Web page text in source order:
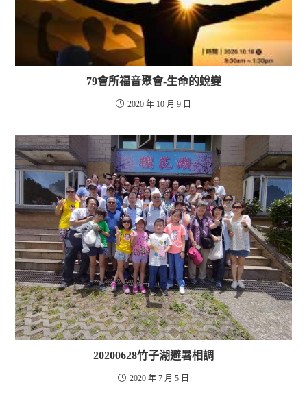
79會所福音聚會-生命的蛻變
2020 年 10 月 9 日
20200628竹子湖避暑相調
2020 年 7 月 5 日